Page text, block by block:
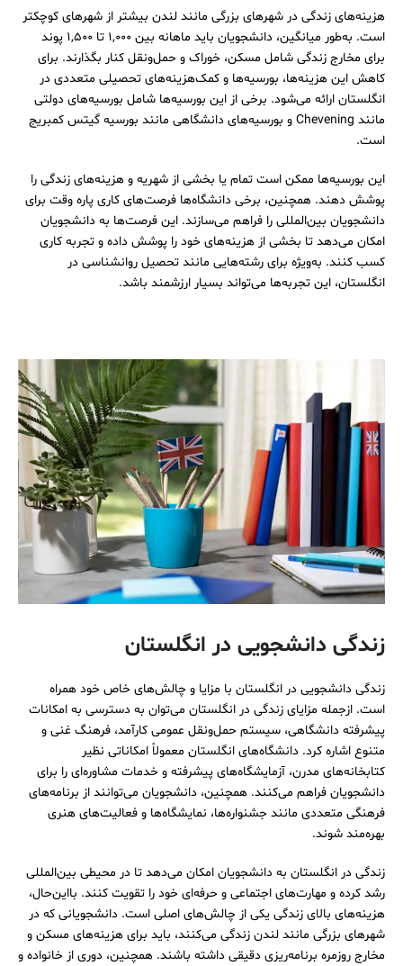
هزینه‌های زندگی در شهرهای بزرگی مانند لندن بیشتر از شهرهای کوچکتر
است. به‌طور میانگین، دانشجویان باید ماهانه بین 1,000 تا 1,500 پوند
برای مخارج زندگی شامل مسکن، خوراک و حمل‌و‌نقل کنار بگذارند. برای
کاهش این هزینه‌ها، بورسیه‌ها و کمک‌هزینه‌های تحصیلی متعددی در
انگلستان ارائه می‌شود. برخی از این بورسیه‌ها شامل بورسیه‌های دولتی
مانند Chevening و بورسیه‌های دانشگاهی مانند بورسیه گیتس کمبریج
است.
این بورسیه‌ها ممکن است تمام یا بخشی از شهریه و هزینه‌های زندگی را
پوشش دهند. همچنین، برخی دانشگاه‌ها فرصت‌های کاری پاره وقت برای
دانشجویان بین‌المللی را فراهم می‌سازند. این فرصت‌ها به دانشجویان
امکان می‌دهد تا بخشی از هزینه‌های خود را پوشش داده و تجربه کاری
کسب کنند. به‌ویژه برای رشته‌هایی مانند تحصیل روانشناسی در
انگلستان، این تجربه‌ها می‌تواند بسیار ارزشمند باشد.
زندگی دانشجویی در انگلستان
زندگی دانشجویی در انگلستان با مزایا و چالش‌های خاص خود همراه
است. ازجمله مزایای زندگی در انگلستان می‌توان به دسترسی به امکانات
پیشرفته دانشگاهی، سیستم حمل‌و‌نقل عمومی کارآمد، فرهنگ غنی و
متنوع اشاره کرد. دانشگاه‌های انگلستان معمولاً امکاناتی نظیر
کتابخانه‌های مدرن، آزمایشگاه‌های پیشرفته و خدمات مشاوره‌ای را برای
دانشجویان فراهم می‌کنند. همچنین، دانشجویان می‌توانند از برنامه‌های
فرهنگی متعددی مانند جشنواره‌ها، نمایشگاه‌ها و فعالیت‌های هنری
بهره‌مند شوند.
زندگی در انگلستان به دانشجویان امکان می‌دهد تا در محیطی بین‌المللی
رشد کرده و مهارت‌های اجتماعی و حرفه‌ای خود را تقویت کنند. بااین‌حال،
هزینه‌های بالای زندگی یکی از چالش‌های اصلی است. دانشجویانی که در
شهرهای بزرگی مانند لندن زندگی می‌کنند، باید برای هزینه‌های مسکن و
مخارج روزمره برنامه‌ریزی دقیقی داشته باشند. همچنین، دوری از خانواده و